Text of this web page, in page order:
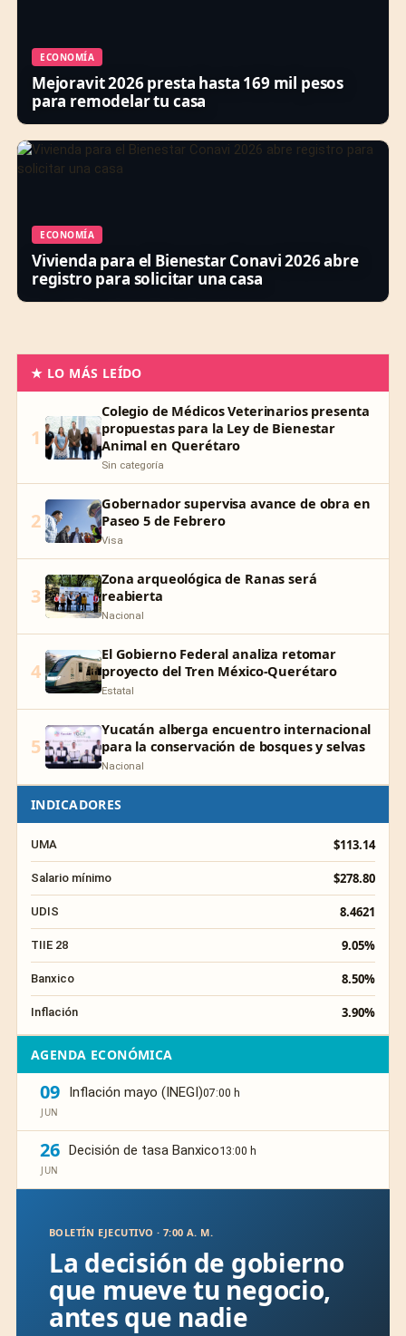
ECONOMÍA
Mejoravit 2026 presta hasta 169 mil pesos
para remodelar tu casa
ECONOMÍA
Vivienda para el Bienestar Conavi 2026 abre
registro para solicitar una casa
★ LO MÁS LEÍDO
1
Colegio de Médicos Veterinarios presenta
propuestas para la Ley de Bienestar
Animal en Querétaro
Sin categoría
2
Gobernador supervisa avance de obra en
Paseo 5 de Febrero
Visa
3
Zona arqueológica de Ranas será
reabierta
Nacional
4
El Gobierno Federal analiza retomar
proyecto del Tren México-Querétaro
Estatal
5
Yucatán alberga encuentro internacional
para la conservación de bosques y selvas
Nacional
INDICADORES
UMA $113.14
Salario mínimo $278.80
UDIS 8.4621
TIIE 28 9.05%
Banxico 8.50%
Inflación 3.90%
AGENDA ECONÓMICA
09
JUN
Inflación mayo (INEGI)07:00 h
26
JUN
Decisión de tasa Banxico13:00 h
BOLETÍN EJECUTIVO · 7:00 A. M.
La decisión de gobierno
que mueve tu negocio,
antes que nadie